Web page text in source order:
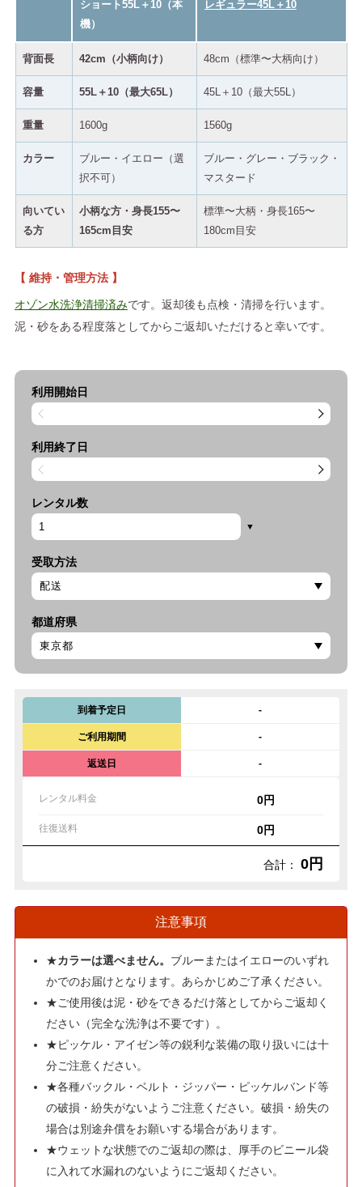
ショート55L＋10（本
機）
レギュラー45L＋10
背面長 42cm（小柄向け） 48cm（標準〜大柄向け）
容量 55L＋10（最大65L） 45L＋10（最大55L）
重量 1600g 1560g
カラー
ブルー・イエロー（選
択不可）
ブルー・グレー・ブラック・
マスタード
向いてい
る方
小柄な方・身長155〜
165cm目安
標準〜大柄・身長165〜
180cm目安
【 維持・管理方法 】
オゾン水洗浄清掃済みです。返却後も点検・清掃を行います。
泥・砂をある程度落としてからご返却いただけると幸いです。
利用開始日
利用終了日
レンタル数
受取方法
都道府県
到着予定日 -
ご利用期間 -
返送日 -
レンタル料金 0円
往復送料 0円
合計： 0円
注意事項
★カラーは選べません。 ブルーまたはイエローのいずれ
かでのお届けとなります。あらかじめご了承ください。
★ご使用後は泥・砂をできるだけ落としてからご返却く
ださい（完全な洗浄は不要です）。
★ピッケル・アイゼン等の鋭利な装備の取り扱いには十
分ご注意ください。
★各種バックル・ベルト・ジッパー・ピッケルバンド等
の破損・紛失がないようご注意ください。破損・紛失の
場合は別途弁償をお願いする場合があります。
★ウェットな状態でのご返却の際は、厚手のビニール袋
に入れて水漏れのないようにご返却ください。